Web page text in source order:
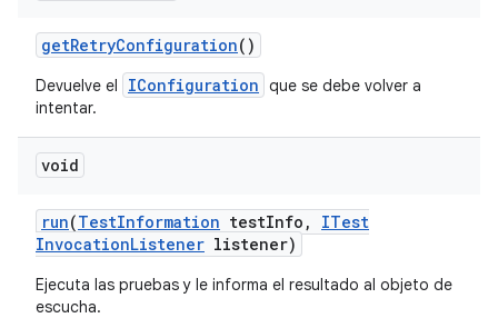
getRetryConfiguration()
Devuelve el IConfiguration que se debe volver a
intentar.
void
run(TestInformation testInfo ,
ITest
InvocationListener listener)
Ejecuta las pruebas y le informa el resultado al objeto de
escucha.